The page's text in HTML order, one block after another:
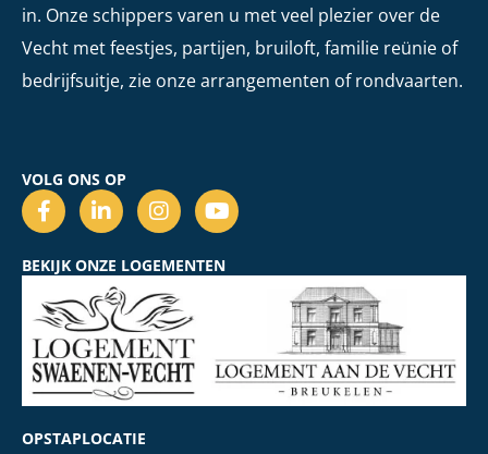
in. Onze schippers varen u met veel plezier over de
Vecht met feestjes, partijen, bruiloft, familie reünie of
bedrijfsuitje, zie onze arrangementen of rondvaarten.
VOLG ONS OP
BEKIJK ONZE LOGEMENTEN
OPSTAPLOCATIE